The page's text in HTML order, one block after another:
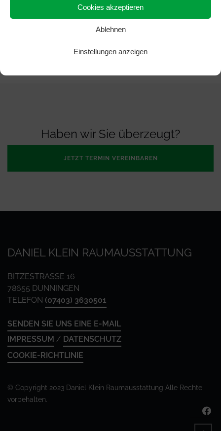
Cookies akzeptieren
Ablehnen
Einstellungen anzeigen
Haben wir Sie überzeugt?
JETZT TERMIN VEREINBAREN
DANIEL KLEIN RAUMAUSSTATTUNG
BITZESTRASSE 16
78655 DUNNINGEN
TELEFON (07403) 3630501
SENDEN SIE UNS EINE E-MAIL
IMPRESSUM / DATENSCHUTZ
COOKIE-RICHTLINIE
© Copyright 2023 Daniel Klein Raumausstattung Alle Rechte
vorbehalten.